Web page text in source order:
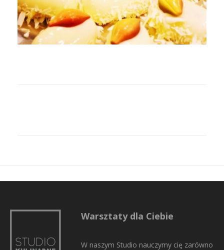
Warsztaty dla Ciebie
W naszym Studio nauczymy cię zarówno